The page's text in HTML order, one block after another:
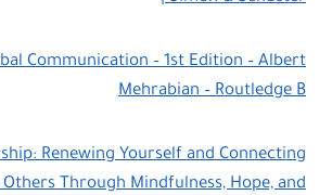
Communication – 1st Edition – Albert
Mehrabian – Routledge B
Renewing Yourself and Connecting
Through Mindfulness, Hope, and